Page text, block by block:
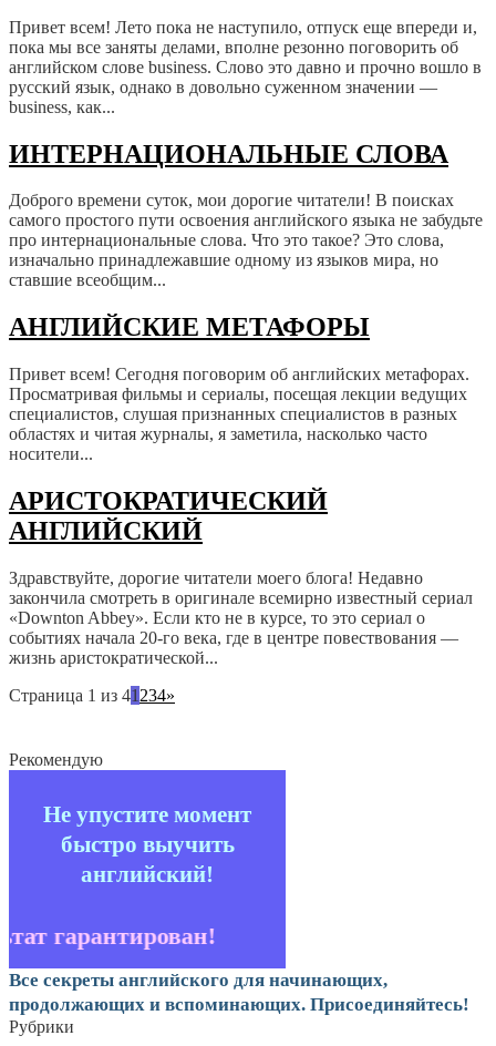
Привет всем! Лето пока не наступило, отпуск еще впереди и,
пока мы все заняты делами, вполне резонно поговорить об
английском слове business. Слово это давно и прочно вошло в
русский язык, однако в довольно суженном значении —
business, как...
ИНТЕРНАЦИОНАЛЬНЫЕ СЛОВА
Доброго времени суток, мои дорогие читатели! В поисках
самого простого пути освоения английского языка не забудьте
про интернациональные слова. Что это такое? Это слова,
изначально принадлежавшие одному из языков мира, но
ставшие всеобщим...
АНГЛИЙСКИЕ МЕТАФОРЫ
Привет всем! Сегодня поговорим об английских метафорах.
Просматривая фильмы и сериалы, посещая лекции ведущих
специалистов, слушая признанных специалистов в разных
областях и читая журналы, я заметила, насколько часто
носители...
АРИСТОКРАТИЧЕСКИЙ
АНГЛИЙСКИЙ
Здравствуйте, дорогие читатели моего блога! Недавно
закончила смотреть в оригинале всемирно известный сериал
«Downton Abbey». Если кто не в курсе, то это сериал о
событиях начала 20-го века, где в центре повествования —
жизнь аристократической...
Страница 1 из 41 234»
Рекомендую
Не упустите момент
быстро выучить
английский!
гарантирован!
Все секреты английского для начинающих,
продолжающих и вспоминающих. Присоединяйтесь!
Рубрики